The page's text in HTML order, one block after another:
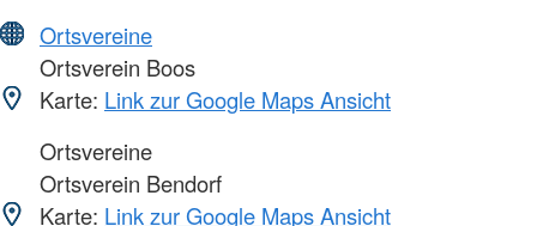
Ortsvereine
Ortsverein Boos
Karte: Link zur Google Maps Ansicht
Ortsvereine
Ortsverein Bendorf
Karte: Link zur Google Maps Ansicht